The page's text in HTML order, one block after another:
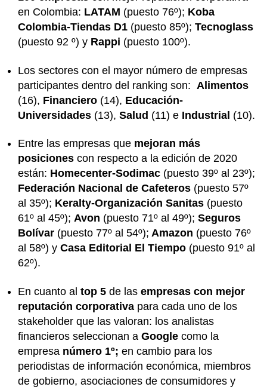
en Colombia: LATAM (puesto 76º); Koba
Colombia-Tiendas D1 (puesto 85º); Tecnoglass
(puesto 92 º) y Rappi (puesto 100º).
Los sectores con el mayor número de empresas
participantes dentro del ranking son: Alimentos
(16), Financiero (14), Educación-
Universidades (13), Salud (11) e Industrial (10).
Entre las empresas que mejoran más
posiciones con respecto a la edición de 2020
están: Homecenter-Sodimac (puesto 39º al 23º);
Federación Nacional de Cafeteros (puesto 57º
al 35º); Keralty-Organización Sanitas (puesto
61º al 45º); Avon (puesto 71º al 49º); Seguros
Bolívar (puesto 77º al 54º); Amazon (puesto 76º
al 58º) y Casa Editorial El Tiempo (puesto 91º al
62º).
En cuanto al top 5 de las empresas con mejor
reputación corporativa para cada uno de los
stakeholder que las valoran: los analistas
financieros seleccionan a Google como la
empresa número 1º; en cambio para los
periodistas de información económica, miembros
de gobierno, asociaciones de consumidores y